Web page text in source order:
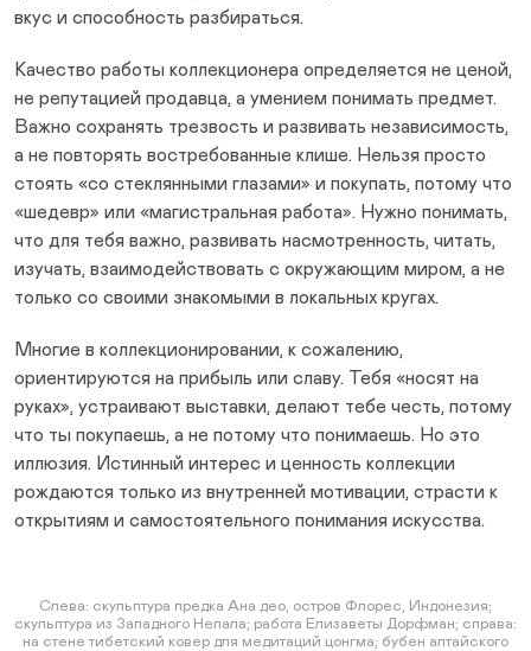
вкус и способность разбираться.
Качество работы коллекционера определяется не ценой,
не репутацией продавца, а умением понимать предмет.
Важно сохранять трезвость и развивать независимость,
а не повторять востребованные клише. Нельзя просто
стоять «со стеклянными глазами» и покупать, потому что
«шедевр» или «магистральная работа». Нужно понимать,
что для тебя важно, развивать насмотренность, читать,
изучать, взаимодействовать с окружающим миром, а не
только со своими знакомыми в локальных кругах.
Многие в коллекционировании, к сожалению,
ориентируются на прибыль или славу. Тебя «носят на
руках», устраивают выставки, делают тебе честь, потому
что ты покупаешь, а не потому что понимаешь. Но это
иллюзия. Истинный интерес и ценность коллекции
рождаются только из внутренней мотивации, страсти к
открытиям и самостоятельного понимания искусства.
Слева: скульптура предка Ана део, остров Флорес, Индонезия;
скульптура из Западного Непала; работа Елизаветы Дорфман; справа:
на стене тибетский ковер для медитаций цонгма; бубен алтайского